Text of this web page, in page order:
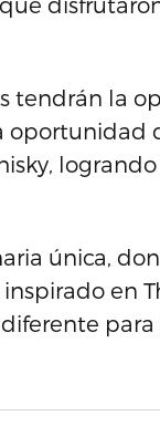
tendrán la
única,
en